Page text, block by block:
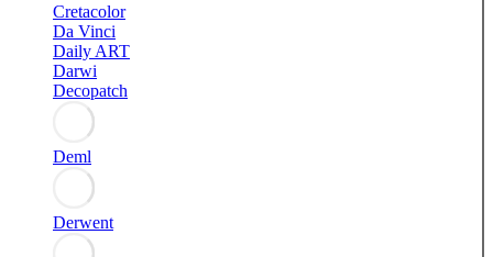
Cretacolor
Da Vinci
Daily ART
Darwi
Decopatch
Deml
Derwent